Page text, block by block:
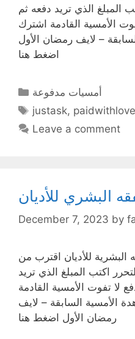
المبلغ الذي تريد دفعه ثم
الأمسية القادمة اشترك
– لايف رمضان الأول
اضغط هنا
Categories
أمسيات مدفوعة
Tags
justask, paidwithlove
Leave a comment
البشري للأديان
December 7, 2023 by
للأديان اقترب من
اكتب المبلغ الذي تريد
لا تفوت الأمسية القادمة
الأمسية السابقة – لايف
رمضان الأول اضغط هنا